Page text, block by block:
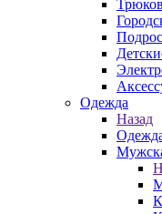
Одежда
Назад